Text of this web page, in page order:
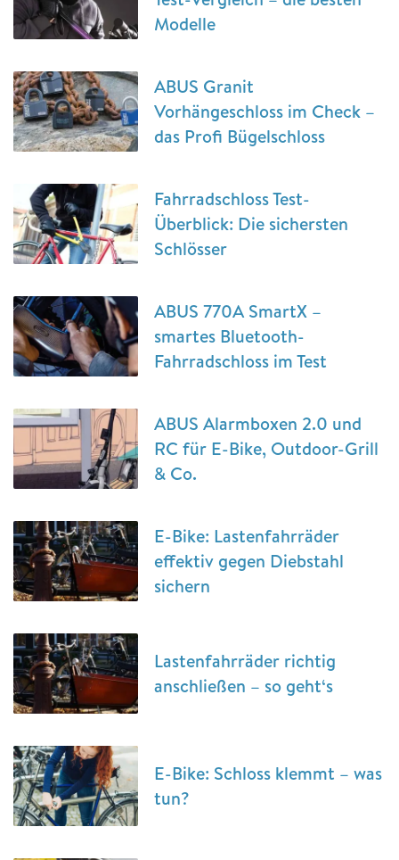
Modelle
ABUS Granit
Vorhängeschloss im Check –
das Profi Bügelschloss
Fahrradschloss Test-
Überblick: Die sichersten
Schlösser
ABUS 770A SmartX –
smartes Bluetooth-
Fahrradschloss im Test
ABUS Alarmboxen 2.0 und
RC für E-Bike, Outdoor-Grill
& Co.
E-Bike: Lastenfahrräder
effektiv gegen Diebstahl
sichern
Lastenfahrräder richtig
anschließen – so geht‘s
E-Bike: Schloss klemmt – was
tun?